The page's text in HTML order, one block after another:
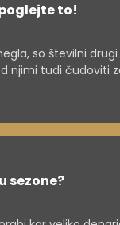
to!
so številni drugi
njimi tudi čudoviti
sezone?